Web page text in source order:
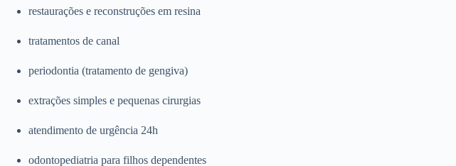
restaurações e reconstruções em resina
tratamentos de canal
periodontia (tratamento de gengiva)
extrações simples e pequenas cirurgias
atendimento de urgência 24h
odontopediatria para filhos dependentes